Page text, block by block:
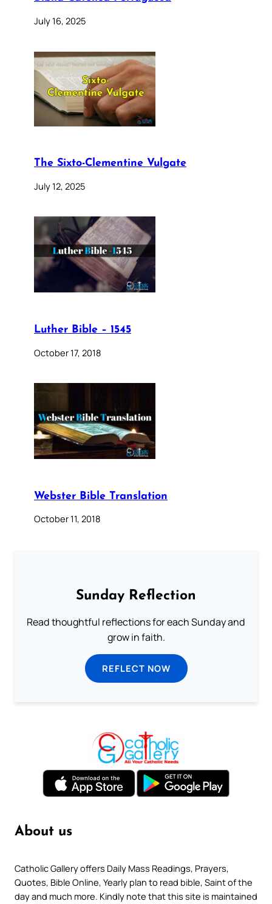
July 16, 2025
The Sixto-Clementine Vulgate
July 12, 2025
Luther Bible – 1545
October 17, 2018
Webster Bible Translation
October 11, 2018
Sunday Reflection
Read thoughtful reflections for each Sunday and
grow in faith.
REFLECT NOW
About us
Catholic Gallery offers Daily Mass Readings, Prayers,
Quotes, Bible Online, Yearly plan to read bible, Saint of the
day and much more. Kindly note that this site is maintained